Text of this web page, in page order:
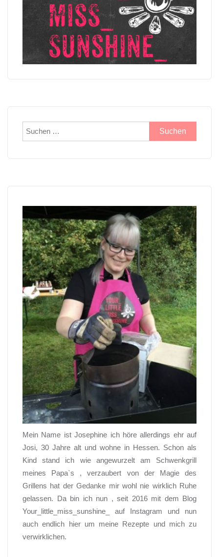
Suchen
nach:
Mein Name ist Josephine ich höre allerdings ehr auf
Josi, 30 Jahre alt und wohne in Hessen. Schon als
Kind stand ich wie angewurzelt am Schwenkgrill
meines Papa`s , verzaubert von der Magie des
Grillens hat der Gedanke mir wohl nie wirklich Ruhe
gelassen. Da bin ich nun , seit 2016 mit dem Blog
Your_little_miss_sunshine_ auf Instagram und nun
auch endlich hier um meine Rezepte und mich zu
verwirklichen.